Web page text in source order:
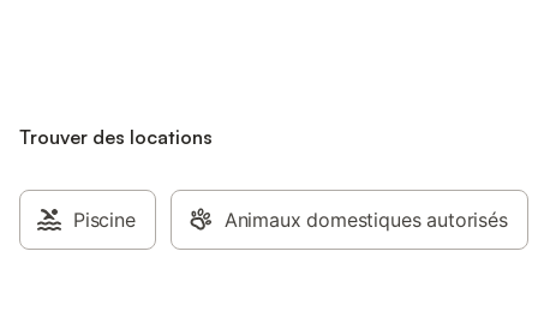
Trouver des locations
Piscine Animaux domestiques autorisés